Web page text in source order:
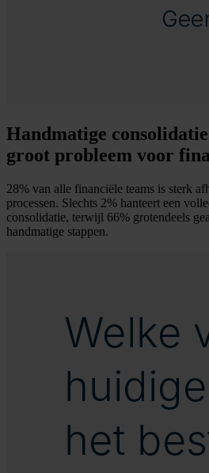
Handmatige consolidatie
groot probleem voor
28% van alle financiële teams is sterk
processen. Slechts 2% hanteert een
consolidatie, terwijl 66% grotendeels
handmatige stappen.